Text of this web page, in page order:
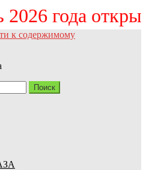
года
к содержимому
Поиск